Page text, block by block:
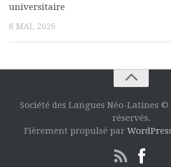
universitaire
8 MAI, 2026
Société des Langues Néo-Latines ©
réservés.
Fièrement propulsé par